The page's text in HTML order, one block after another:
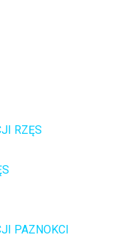
RZĘS
PAZNOKCI